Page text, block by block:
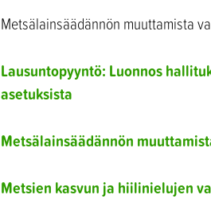
Metsälainsäädännön muuttamista
Lausuntopyyntö: Luonnos
asetuksista
Metsälainsäädännön
Metsien kasvun ja hiilinielujen